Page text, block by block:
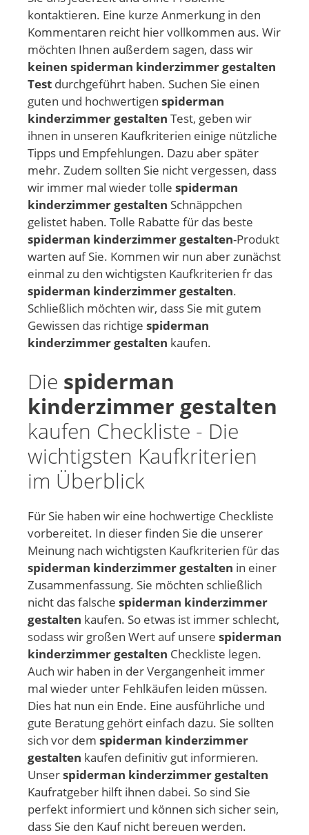
kontaktieren. Eine kurze Anmerkung in den
Kommentaren reicht hier vollkommen aus. Wir
möchten Ihnen außerdem sagen, dass wir
keinen spiderman kinderzimmer gestalten
Test durchgeführt haben. Suchen Sie einen
guten und hochwertigen spiderman
kinderzimmer gestalten Test, geben wir
ihnen in unseren Kaufkriterien einige nützliche
Tipps und Empfehlungen. Dazu aber später
mehr. Zudem sollten Sie nicht vergessen, dass
wir immer mal wieder tolle spiderman
kinderzimmer gestalten Schnäppchen
gelistet haben. Tolle Rabatte für das beste
spiderman kinderzimmer gestalten-Produkt
warten auf Sie. Kommen wir nun aber zunächst
einmal zu den wichtigsten Kaufkriterien fr das
spiderman kinderzimmer gestalten.
Schließlich möchten wir, dass Sie mit gutem
Gewissen das richtige spiderman
kinderzimmer gestalten kaufen.
Die spiderman
kinderzimmer gestalten
kaufen Checkliste - Die
wichtigsten Kaufkriterien
im Überblick
Für Sie haben wir eine hochwertige Checkliste
vorbereitet. In dieser finden Sie die unserer
Meinung nach wichtigsten Kaufkriterien für das
spiderman kinderzimmer gestalten in einer
Zusammenfassung. Sie möchten schließlich
nicht das falsche spiderman kinderzimmer
gestalten kaufen. So etwas ist immer schlecht,
sodass wir großen Wert auf unsere spiderman
kinderzimmer gestalten Checkliste legen.
Auch wir haben in der Vergangenheit immer
mal wieder unter Fehlkäufen leiden müssen.
Dies hat nun ein Ende. Eine ausführliche und
gute Beratung gehört einfach dazu. Sie sollten
sich vor dem spiderman kinderzimmer
gestalten kaufen definitiv gut informieren.
Unserspiderman kinderzimmer gestalten
Kaufratgeber hilft ihnen dabei. So sind Sie
perfekt informiert und können sich sicher sein,
dass Sie den Kauf nicht bereuen werden.